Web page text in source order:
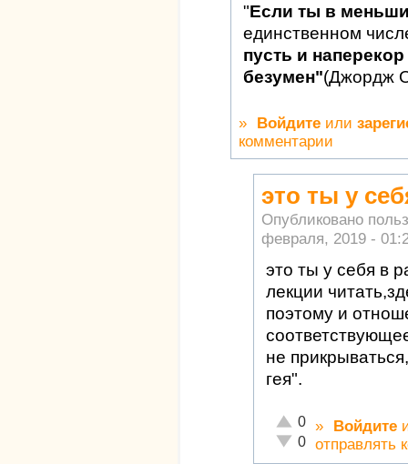
"Если ты в
единственном
пусть и
безумен"(Джордж
» Войдите или
комментарии
это ты у
Опубликовано
февраля, 2019 -
это ты у себя в
лекции
поэтому и
не
гея".
Отлично!
0
Неадекватно!
0
» Войдите
отправлять